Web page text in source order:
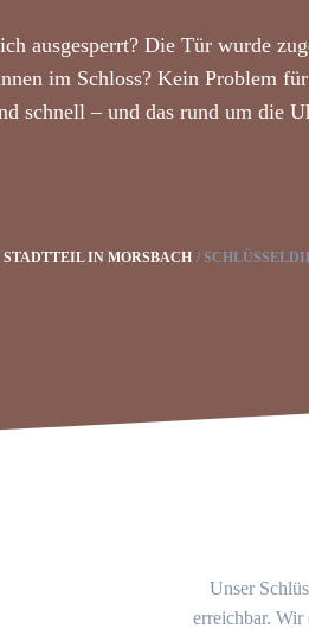
ausgesperrt? Die Tür wurde
im Schloss? Kein Problem
schnell – und das rund um die
STADTTEIL IN MORSBACH
Unser
erreichbar. Wir